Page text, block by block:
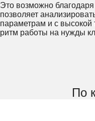
Это возможно
позволяет
параметрам и с высокой
ритм работы на нужды
По